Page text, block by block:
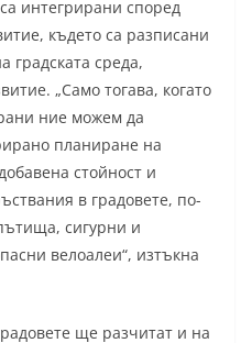
интегрирани според
където са разписани
градската среда,
„Само тогава, когато
ние можем да
планиране на
стойност и
в градовете, по-
сигурни и
велоалеи“, изтъкна
ще разчитат и на